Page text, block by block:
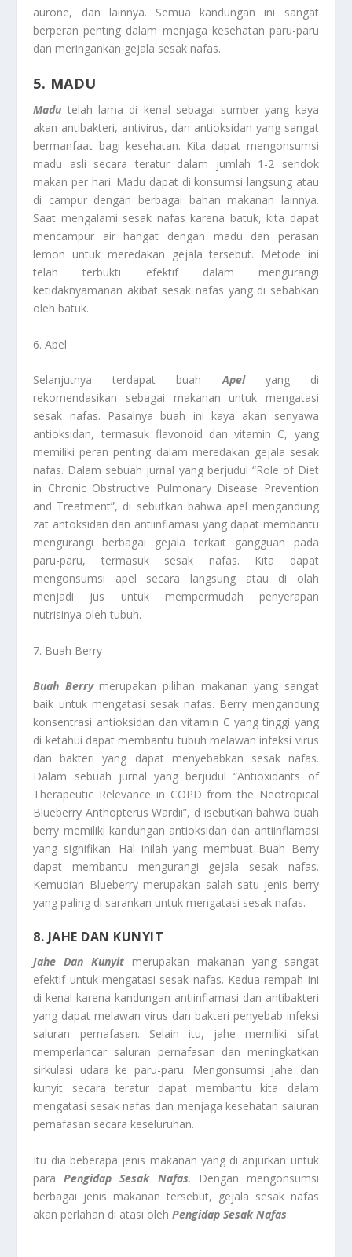
aurone, dan lainnya. Semua kandungan ini sangat
berperan penting dalam menjaga kesehatan paru-paru
dan meringankan gejala sesak nafas.
5. MADU
Madu telah lama di kenal sebagai sumber yang kaya
akan antibakteri, antivirus, dan antioksidan yang sangat
bermanfaat bagi kesehatan. Kita dapat mengonsumsi
madu asli secara teratur dalam jumlah 1-2 sendok
makan per hari. Madu dapat di konsumsi langsung atau
di campur dengan berbagai bahan makanan lainnya.
Saat mengalami sesak nafas karena batuk, kita dapat
mencampur air hangat dengan madu dan perasan
lemon untuk meredakan gejala tersebut. Metode ini
telah terbukti efektif dalam mengurangi
ketidaknyamanan akibat sesak nafas yang di sebabkan
oleh batuk.
6. Apel
Selanjutnya terdapat buahApel yang di
rekomendasikan sebagai makanan untuk mengatasi
sesak nafas. Pasalnya buah ini kaya akan senyawa
antioksidan, termasuk flavonoid dan vitamin C, yang
memiliki peran penting dalam meredakan gejala sesak
nafas. Dalam sebuah jurnal yang berjudul “Role of Diet
in Chronic Obstructive Pulmonary Disease Prevention
and Treatment”, di sebutkan bahwa apel mengandung
zat antoksidan dan antiinflamasi yang dapat membantu
mengurangi berbagai gejala terkait gangguan pada
paru-paru, termasuk sesak nafas. Kita dapat
mengonsumsi apel secara langsung atau di olah
menjadi jus untuk mempermudah penyerapan
nutrisinya oleh tubuh.
7. Buah Berry
Buah Berrymerupakan pilihan makanan yang sangat
baik untuk mengatasi sesak nafas. Berry mengandung
konsentrasi antioksidan dan vitamin C yang tinggi yang
di ketahui dapat membantu tubuh melawan infeksi virus
dan bakteri yang dapat menyebabkan sesak nafas.
Dalam sebuah jurnal yang berjudul “Antioxidants of
Therapeutic Relevance in COPD from the Neotropical
Blueberry Anthopterus Wardii”, d isebutkan bahwa buah
berry memiliki kandungan antioksidan dan antiinflamasi
yang signifikan. Hal inilah yang membuat Buah Berry
dapat membantu mengurangi gejala sesak nafas.
Kemudian Blueberry merupakan salah satu jenis berry
yang paling di sarankan untuk mengatasi sesak nafas.
8. JAHE DAN KUNYIT
Jahe Dan Kunyit merupakan makanan yang sangat
efektif untuk mengatasi sesak nafas. Kedua rempah ini
di kenal karena kandungan antiinflamasi dan antibakteri
yang dapat melawan virus dan bakteri penyebab infeksi
saluran pernafasan. Selain itu, jahe memiliki sifat
memperlancar saluran pernafasan dan meningkatkan
sirkulasi udara ke paru-paru. Mengonsumsi jahe dan
kunyit secara teratur dapat membantu kita dalam
mengatasi sesak nafas dan menjaga kesehatan saluran
pernafasan secara keseluruhan.
Itu dia beberapa jenis makanan yang di anjurkan untuk
paraPengidap Sesak Nafas. Dengan mengonsumsi
berbagai jenis makanan tersebut, gejala sesak nafas
akan perlahan di atasi olehPengidap Sesak Nafas.